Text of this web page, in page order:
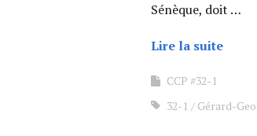
Sénèque, doit …
Lire la suite
CCP #32-1
32-1
Gérard-